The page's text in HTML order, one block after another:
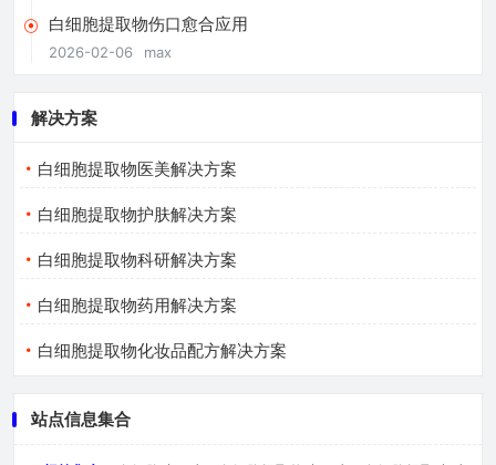
白细胞提取物伤口愈合应用
2026-02-06 max
解决方案
白细胞提取物医美解决方案
白细胞提取物护肤解决方案
白细胞提取物科研解决方案
白细胞提取物药用解决方案
白细胞提取物化妆品配方解决方案
站点信息集合